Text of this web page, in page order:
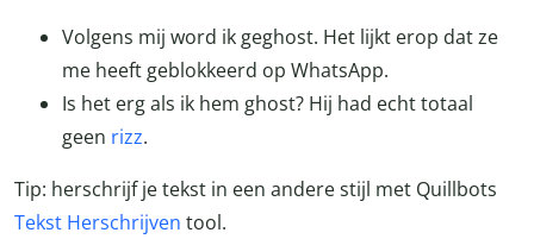
Volgens mij word ik geghost. Het lijkt erop dat ze
me heeft geblokkeerd op WhatsApp.
Is het erg als ik hem ghost? Hij had echt totaal
geen rizz.
Tip: herschrijf je tekst in een andere stijl met Quillbots
Tekst Herschrijven tool.